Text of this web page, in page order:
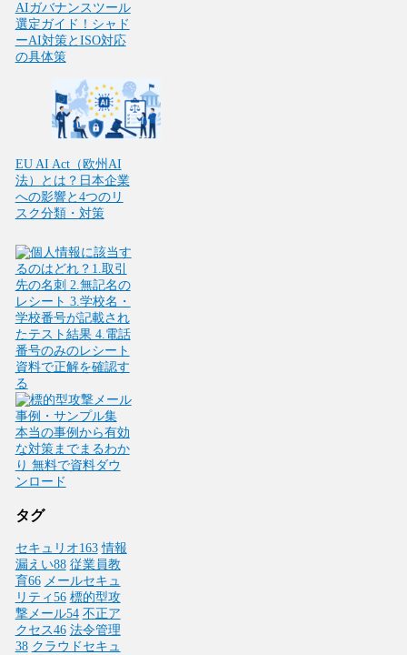
AIガバナンスツール
選定ガイド！シャド
ーAI対策とISO対応
の具体策
EU AI Act（欧州AI
法）とは？日本企業
への影響と4つのリ
スク分類・対策
タグ
セキュリオ163 情報
漏えい88 従業員教
育66 メールセキュ
リティ 56 標的型攻
撃メール54 不正ア
クセス46 法令管理
38 クラウドセキュ